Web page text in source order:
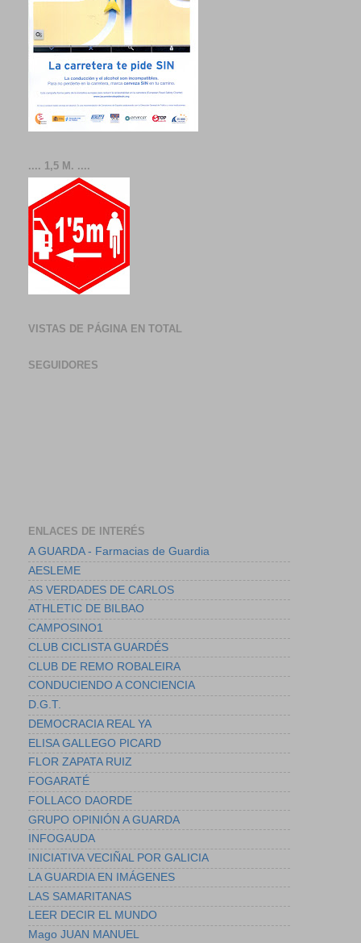
.... 1,5 M. ....
VISTAS DE PÁGINA EN TOTAL
SEGUIDORES
ENLACES DE INTERÉS
A GUARDA - Farmacias de Guardia
AESLEME
AS VERDADES DE CARLOS
ATHLETIC DE BILBAO
CAMPOSINO1
CLUB CICLISTA GUARDÉS
CLUB DE REMO ROBALEIRA
CONDUCIENDO A CONCIENCIA
D.G.T.
DEMOCRACIA REAL YA
ELISA GALLEGO PICARD
FLOR ZAPATA RUIZ
FOGARATÉ
FOLLACO DAORDE
GRUPO OPINIÓN A GUARDA
INFOGAUDA
INICIATIVA VECIÑAL POR GALICIA
LA GUARDIA EN IMÁGENES
LAS SAMARITANAS
LEER DECIR EL MUNDO
Mago JUAN MANUEL